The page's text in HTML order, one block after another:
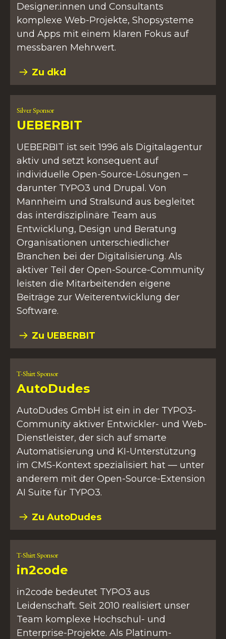
Designer:innen und Consultants
komplexe Web-Projekte, Shopsysteme
und Apps mit einem klaren Fokus auf
messbaren Mehrwert.
Zu dkd
Silver Sponsor
UEBERBIT
UEBERBIT ist seit 1996 als Digitalagentur
aktiv und setzt konsequent auf
individuelle Open-Source-Lösungen –
darunter TYPO3 und Drupal. Von
Mannheim und Stralsund aus begleitet
das interdisziplinäre Team aus
Entwicklung, Design und Beratung
Organisationen unterschiedlicher
Branchen bei der Digitalisierung. Als
aktiver Teil der Open-Source-Community
leisten die Mitarbeitenden eigene
Beiträge zur Weiterentwicklung der
Software.
Zu UEBERBIT
T-Shirt Sponsor
AutoDudes
AutoDudes GmbH ist ein in der TYPO3-
Community aktiver Entwickler- und Web-
Dienstleister, der sich auf smarte
Automatisierung und KI-Unterstützung
im CMS-Kontext spezialisiert hat — unter
anderem mit der Open-Source-Extension
AI Suite für TYPO3.
Zu AutoDudes
T-Shirt Sponsor
in2code
in2code bedeutet TYPO3 aus
Leidenschaft. Seit 2010 realisiert unser
Team komplexe Hochschul- und
Enterprise-Projekte. Als Platinum-